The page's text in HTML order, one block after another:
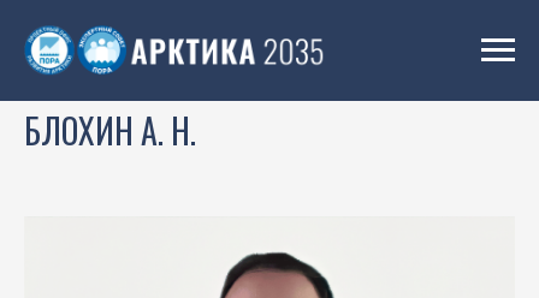
БЛОХИН А. Н.